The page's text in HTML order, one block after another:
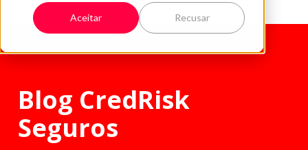
Aceitar Recusar
Blog CredRisk
Seguros